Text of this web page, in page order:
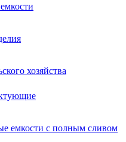
хозяйства
емкости с полным сливом